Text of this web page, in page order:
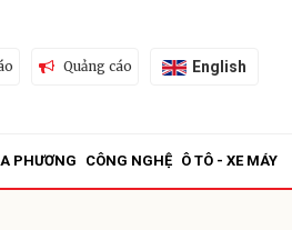
Quảng cáo English
PHƯƠNG CÔNG NGHỆ Ô TÔ - XE MÁY